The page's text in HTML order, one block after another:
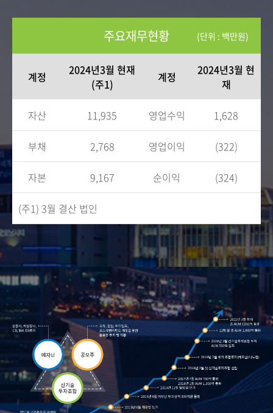
주요재무현황 (단위 : 백만원)
계정
2024년3월 현재
(주1)
계정
2024년3월 현
재
자산 11,935 영업수익 1,628
부채 2,768 영업이익 (322)
자본 9,167 순이익 (324)
(주1) 3월 결산 법인